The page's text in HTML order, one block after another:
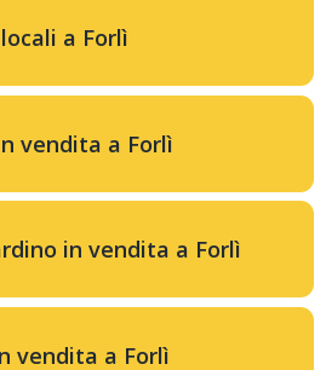
a Forlì
vendita a Forlì
in vendita a Forlì
vendita a Forlì